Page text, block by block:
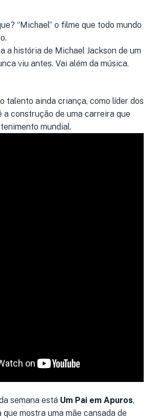
“Michael” o filme que todo mundo
a história de Michael Jackson de um
viu antes. Vai além da música.
talento ainda criança, como líder dos
a construção de uma carreira que
mundial.
semana está Um Pai em Apuros,
mostra uma mãe cansada de